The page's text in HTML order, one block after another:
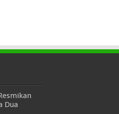
Dua